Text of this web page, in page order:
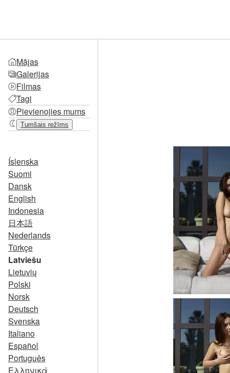
Mājas
Galerijas
Filmas
Tagi
Pievienojies mums
Tumšais režīms
Íslenska
Suomi
Dansk
English
Indonesia
日本語
Nederlands
Türkçe
Latviešu
Lietuvių
Polski
Norsk
Deutsch
Svenska
Italiano
Español
Português
Ελληνικά